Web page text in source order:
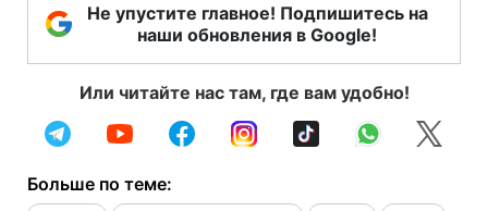
Не упустите главное! Подпишитесь на
наши обновления в Google!
Или читайте нас там, где вам удобно!
Больше по теме: